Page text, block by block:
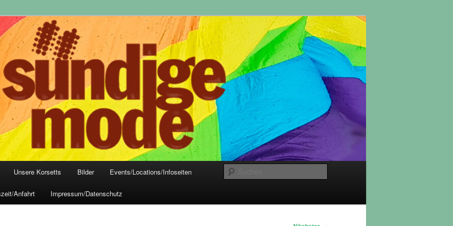
Frankfurt
Mode, Club- und Dark-Wear seit 2004
Unsere Korsetts Bilder Events/Locations/Infoseiten
Anfahrt Impressum/Datenschutz